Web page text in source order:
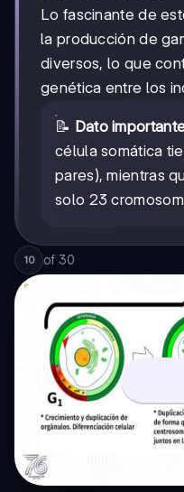
Lo fascinante de
la producción de
diversos, lo que
genética entre los
📝 Dato
célula somática
pares), mientras
solo 23
10 of 30